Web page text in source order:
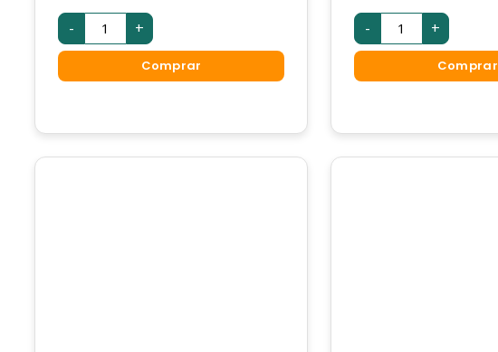
- Adocante
Zero
Cal
(1X100ML)
quantidade
+
Comprar
- Adocante
Zero
Cal
(1X200ML)
quantidade
+
Comprar